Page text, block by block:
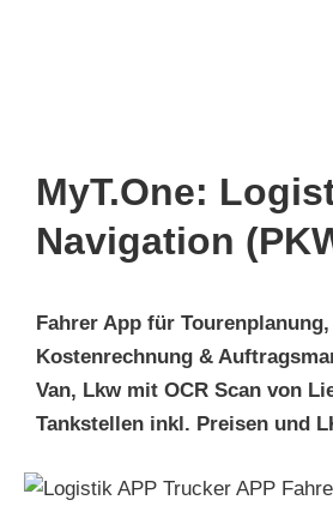
Swarm
MyT.One:
Navigation
Fahrer App für Tourenplanung,
Kostenrechnung &
Van, Lkw mit OCR Scan von
Tankstellen inkl. Preisen und